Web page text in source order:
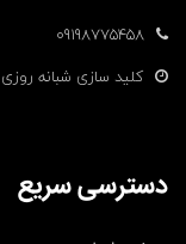
09198775458
کلید سازی شبانه
دسترسی سریع